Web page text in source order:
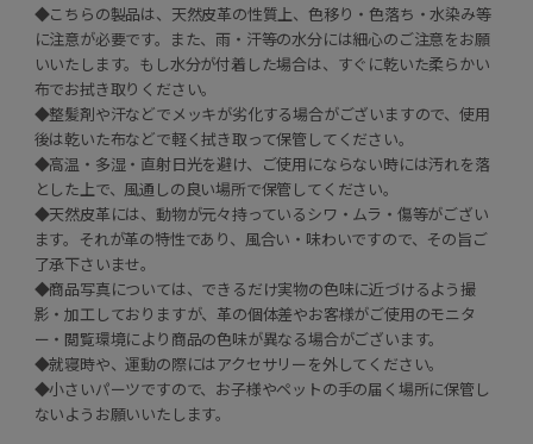
◆こちらの製品は、天然皮革の性質上、色移り・色落ち・水染み等
に注意が必要です。また、雨・汗等の水分には細心のご注意をお願
いいたします。もし水分が付着した場合は、すぐに乾いた柔らかい
布でお拭き取りください。
◆整髪剤や汗などでメッキが劣化する場合がございますので、使用
後は乾いた布などで軽く拭き取って保管してください。
◆高温・多湿・直射日光を避け、ご使用にならない時には汚れを落
とした上で、風通しの良い場所で保管してください。
◆天然皮革には、動物が元々持っているシワ・ムラ・傷等がござい
ます。それが革の特性であり、風合い・味わいですので、その旨ご
了承下さいませ。
◆商品写真については、できるだけ実物の色味に近づけるよう撮
影・加工しておりますが、革の個体差やお客様がご使用のモニタ
ー・閲覧環境により商品の色味が異なる場合がございます。
◆就寝時や、運動の際にはアクセサリーを外してください。
◆小さいパーツですので、お子様やペットの手の届く場所に保管し
ないようお願いいたします。